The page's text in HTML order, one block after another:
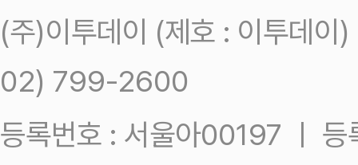
(주)이투데이 (제호 : 이투데
02) 799-2600
등록번호 : 서울아00197 ㅣ